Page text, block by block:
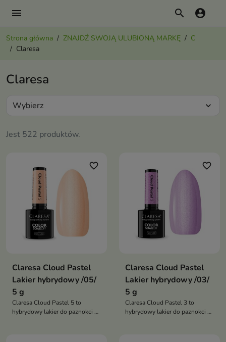
menu search account_circle
Strona główna ZNAJDŹ SWOJĄ ULUBIONĄ MARKĘ
C
Claresa
Claresa
Jest 522 produktów.
Wybierz expand_more
favorite_border
Claresa Cloud Pastel
Lakier hybrydowy /05/
5 g
Claresa Cloud Pastel 5 to
hybrydowy lakier do paznokci w
favorite_border
Claresa Cloud Pastel
Lakier hybrydowy /03/
5 g
Claresa Cloud Pastel 3 to
hybrydowy lakier do paznokci w